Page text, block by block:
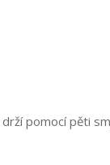
pomocí pěti